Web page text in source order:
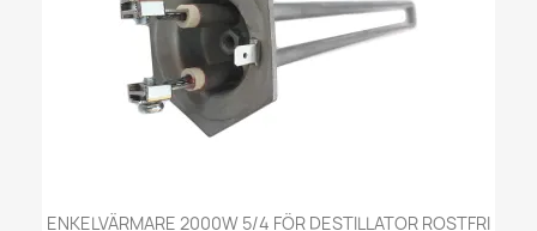
ENKELVÄRMARE 2000W 5/4 FÖR DESTILLATOR ROSTFRI